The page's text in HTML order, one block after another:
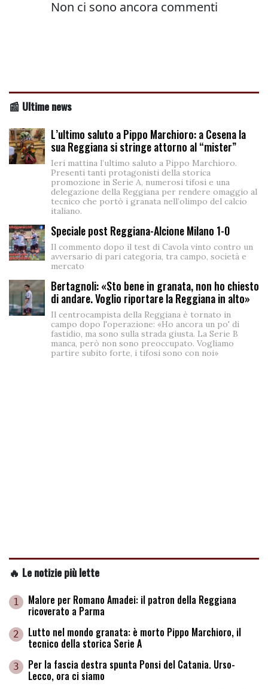
📰 Ultime news
L’ultimo saluto a Pippo Marchioro: a Cesena la
sua Reggiana si stringe attorno al “mister”
Ieri mattina l’ultimo saluto a Pippo Marchioro.
Presenti tanti protagonisti della storica
promozione in Serie A, numerosi tifosi e una
delegazione della Reggiana per rendere omaggio al
tecnico che portò i granata nell’olimpo del calcio
italiano.
Speciale post Reggiana-Alcione Milano 1-0
Il commento dopo il test di Cavola vinto contro un
avversario di pari categoria, tra campo, società e
mercato
Bertagnoli: «Sto bene in granata, non ho chiesto
di andare. Voglio riportare la Reggiana in alto»
Il centrocampista della Reggiana è tornato in
campo dopo l'operazione: «Ho ancora un po' di
fastidio, ma sono sulla strada giusta. La Serie B
manca, però non sono preoccupato. Vogliamo
partire subito forte, i tifosi sono con noi»
🔥 Le notizie più lette
1 Malore per Romano Amadei: il patron della Reggiana
ricoverato a Parma
2 Lutto nel mondo granata: è morto Pippo Marchioro, il
tecnico della storica Serie A
3 Per la fascia destra spunta Ponsi del Catania. Urso-
Lecco, ora ci siamo